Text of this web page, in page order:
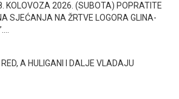
KOLOVOZA 2026. (SUBOTA) POPRATITE
SJEĆANJA NA ŽRTVE LOGORA GLINA-
A HULIGANI I DALJE VLADAJU